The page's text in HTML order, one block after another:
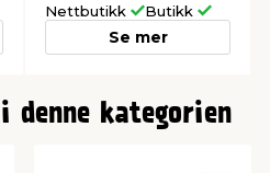
Nettbutikk Butikk
Se mer
kategorien